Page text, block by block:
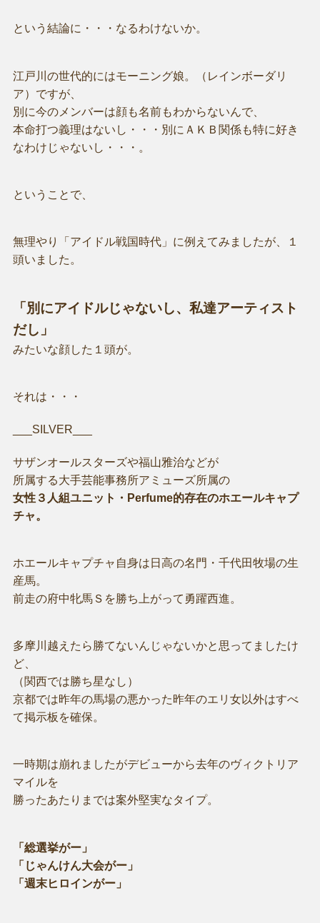
という結論に・・・なるわけないか。
江戸川の世代的にはモーニング娘。（レインボーダリ
ア）ですが、
別に今のメンバーは顔も名前もわからないんで、
本命打つ義理はないし・・・別にＡＫＢ関係も特に好き
なわけじゃないし・・・。
ということで、
無理やり「アイドル戦国時代」に例えてみましたが、１
頭いました。
「別にアイドルじゃないし、私達アーティスト
だし」
みたいな顔した１頭が。
それは・・・
___SILVER___
サザンオールスターズや福山雅治などが
所属する大手芸能事務所アミューズ所属の
女性３人組ユニット・Perfume的存在のホエールキャプ
チャ。
ホエールキャプチャ自身は日高の名門・千代田牧場の生
産馬。
前走の府中牝馬Ｓを勝ち上がって勇躍西進。
多摩川越えたら勝てないんじゃないかと思ってましたけ
ど、
（関西では勝ち星なし）
京都では昨年の馬場の悪かった昨年のエリ女以外はすべ
て掲示板を確保。
一時期は崩れましたがデビューから去年のヴィクトリア
マイルを
勝ったあたりまでは案外堅実なタイプ。
「総選挙がー」
「じゃんけん大会がー」
「週末ヒロインがー」